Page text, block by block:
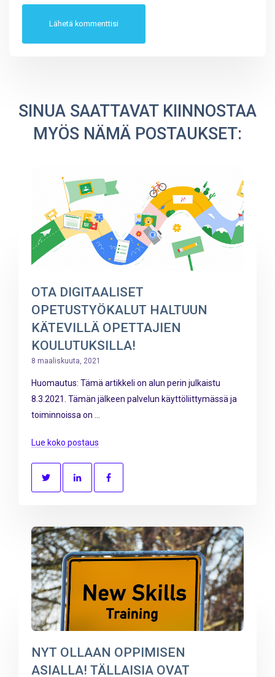
SINUA SAATTAVAT KIINNOSTAA
MYÖS NÄMÄ POSTAUKSET:
OTA DIGITAALISET
OPETUSTYÖKALUT HALTUUN
KÄTEVILLÄ OPETTAJIEN
KOULUTUKSILLA!
8 maaliskuuta, 2021
Huomautus: Tämä artikkeli on alun perin julkaistu
8.3.2021. Tämän jälkeen palvelun käyttöliittymässä ja
toiminnoissa on ...
Lue koko postaus
NYT OLLAAN OPPIMISEN
ASIALLA! TÄLLAISIA OVAT